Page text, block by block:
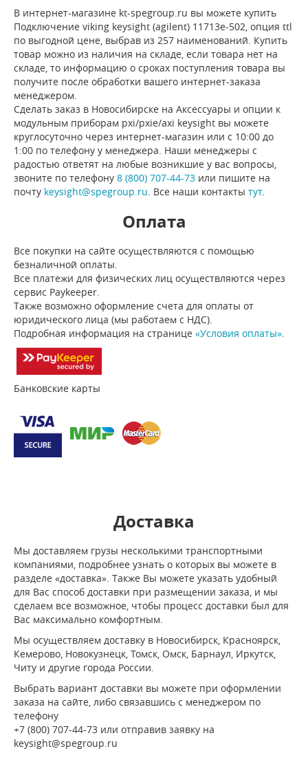
В интернет-магазине kt-spegroup.ru вы можете купить
Подключение viking keysight (agilent) 11713e-502, опция ttl
по выгодной цене, выбрав из 257 наименований. Купить
товар можно из наличия на складе, если товара нет на
складе, то информацию о сроках поступления товара вы
получите после обработки вашего интернет-заказа
менеджером.
Сделать заказ в Новосибирске на Аксессуары и опции к
модульным приборам pxi/pxie/axi keysight вы можете
круглосуточно через интернет-магазин или с 10:00 до
1:00 по телефону у менеджера. Наши менеджеры с
радостью ответят на любые возникшие у вас вопросы,
звоните по телефону 8 (800) 707-44-73 или пишите на
почту keysight@spegroup.ru. Все наши контакты тут.
Оплата
Все покупки на сайте осуществляются с помощью
безналичной оплаты.
Все платежи для физических лиц осуществляются через
сервис Paykeeper.
Также возможно оформление счета для оплаты от
юридического лица (мы работаем с НДС).
Подробная информация на странице «Условия оплаты».
Банковские карты
Доставка
Мы доставляем грузы несколькими транспортными
компаниями, подробнее узнать о которых вы можете в
разделе «доставка». Также Вы можете указать удобный
для Вас способ доставки при размещении заказа, и мы
сделаем все возможное, чтобы процесс доставки был для
Вас максимально комфортным.
Мы осуществляем доставку в Новосибирск, Красноярск,
Кемерово, Новокузнецк, Томск, Омск, Барнаул, Иркутск,
Читу и другие города России.
Выбрать вариант доставки вы можете при оформлении
заказа на сайте, либо связавшись с менеджером по
телефону
+7 (800) 707-44-73 или отправив заявку на
keysight@spegroup.ru